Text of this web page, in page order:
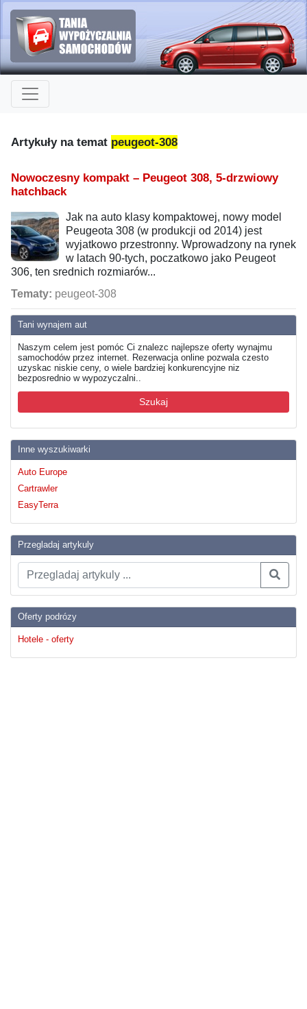
Tani wynajem aut
Naszym celem jest pomóc Ci znalezc najlepsze oferty wynajmu
samochodów przez internet. Rezerwacja online pozwala czesto
uzyskac niskie ceny, o wiele bardziej konkurencyjne niz
bezposrednio w wypozyczalni..
Szukaj
Inne wyszukiwarki
Auto Europe
Cartrawler
EasyTerra
Przegladaj artykuly
Oferty podrózy
Hotele - oferty
Artykuły na temat peugeot-308
Nowoczesny kompakt – Peugeot 308, 5-drzwiowy
hatchback
Jak na auto klasy kompaktowej, nowy model
Peugeota 308 (w produkcji od 2014) jest
wyjatkowo przestronny. Wprowadzony na rynek
w latach 90-tych, poczatkowo jako Peugeot
306, ten srednich rozmiarów...
Tematy: peugeot-308